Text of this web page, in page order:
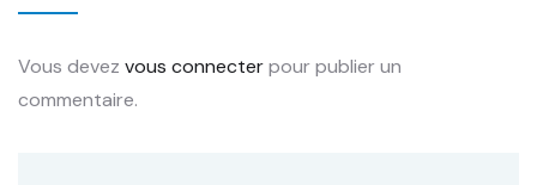
Vous devez vous connecterpour publier un
commentaire.